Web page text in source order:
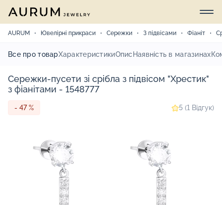
AURUM Ювелірні прикраси Сережки З підвісами Фіаніт
Все про товарХарактеристикиОпис Наявність в магазинах
Сережки-пусети зі срібла з підвісом "Хрестик"
з фіанітами - 1548777
- 47 % 5 (1 Відгук)